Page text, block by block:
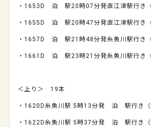
・ 1653D 泊 駅20 時07分発直江津駅行き
・ 1655D 泊 駅20 時47分発直江津駅行き
・ 1657D 泊 駅21 時48分発糸魚川駅行き
・ 1661D 泊 駅23 時21 分発糸魚川駅行き
＜上り＞ 19本
・ 1620D糸魚川駅 5 時13分発 泊 駅行き（
・ 1622D糸魚川駅 5 時37分発 泊 駅行き（